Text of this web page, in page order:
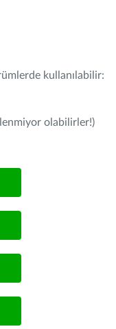
kullanılabilir:
olabilirler!)